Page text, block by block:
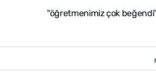
"öğretmenimiz çok